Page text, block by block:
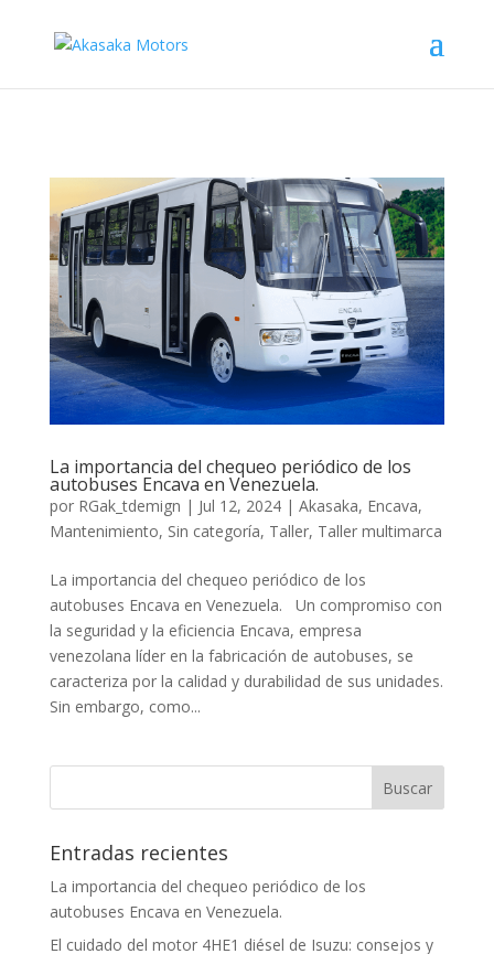
La importancia del chequeo periódico de los
autobuses Encava en Venezuela.
por RGak_tdemign | Jul 12, 2024| Akasaka, Encava,
Mantenimiento, Sin categoría, Taller, Taller multimarca
La importancia del chequeo periódico de los
autobuses Encava en Venezuela. Un compromiso con
la seguridad y la eficiencia Encava, empresa
venezolana líder en la fabricación de autobuses, se
caracteriza por la calidad y durabilidad de sus unidades.
Sin embargo, como...
Entradas recientes
La importancia del chequeo periódico de los
autobuses Encava en Venezuela.
El cuidado del motor 4HE1 diésel de Isuzu: consejos y